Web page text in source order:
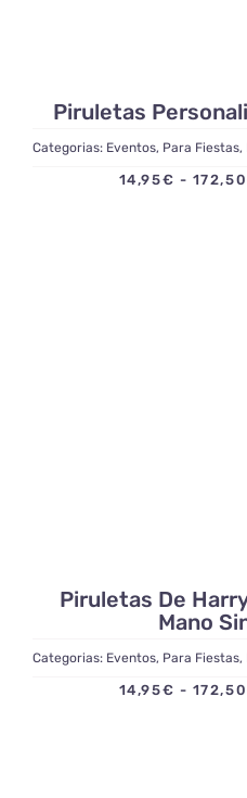
Piruletas
Categorias: Eventos, Para Fiestas,
14,95€ - 172,50
Piruletas De
Mano
Categorias: Eventos, Para Fiestas,
14,95€ - 172,50